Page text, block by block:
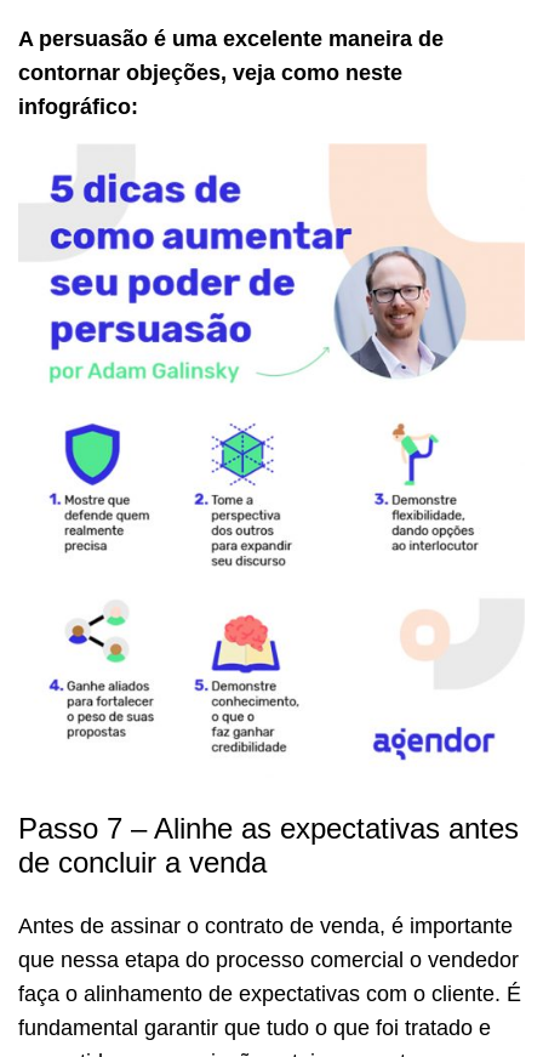
A persuasão é uma excelente maneira de
contornar objeções, veja como neste
infográfico:
Passo 7 – Alinhe as expectativas antes
de concluir a venda
Antes de assinar o contrato de venda, é importante
que nessa etapa do processo comercial o vendedor
faça o alinhamento de expectativas com o cliente. É
fundamental garantir que tudo o que foi tratado e